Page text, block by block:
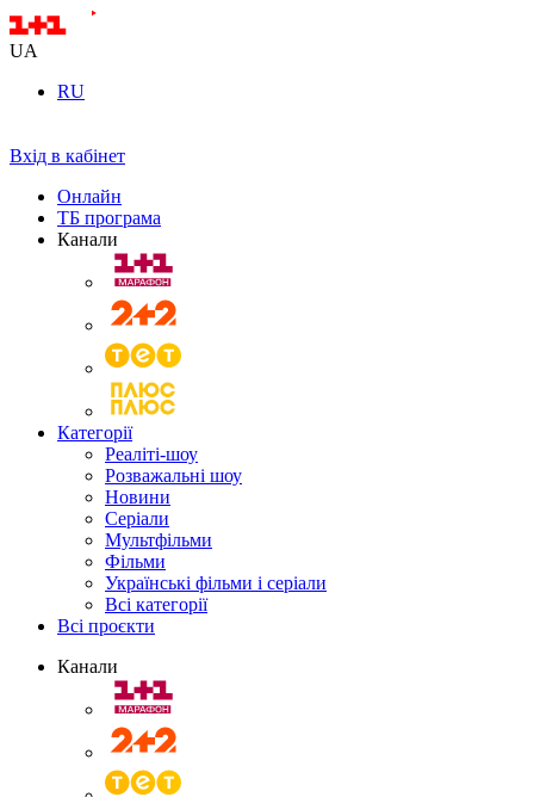
UA
RU
Вхід в кабінет
Онлайн
ТБ програма
Канали
Категорії
Реаліті-шоу
Розважальні шоу
Новини
Серіали
Мультфільми
Фільми
Українські фільми і серіали
Всі категорії
Всі проєкти
Канали